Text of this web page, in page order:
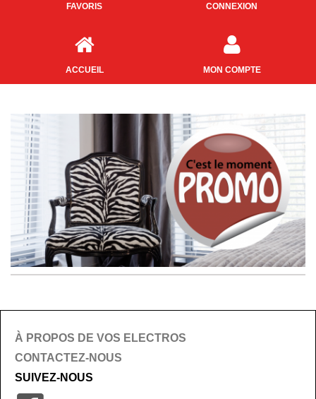
CONNEXION
FAVORIS
MON COMPTE
ACCUEIL
À PROPOS DE VOS ELECTROS
CONTACTEZ-NOUS
SUIVEZ-NOUS